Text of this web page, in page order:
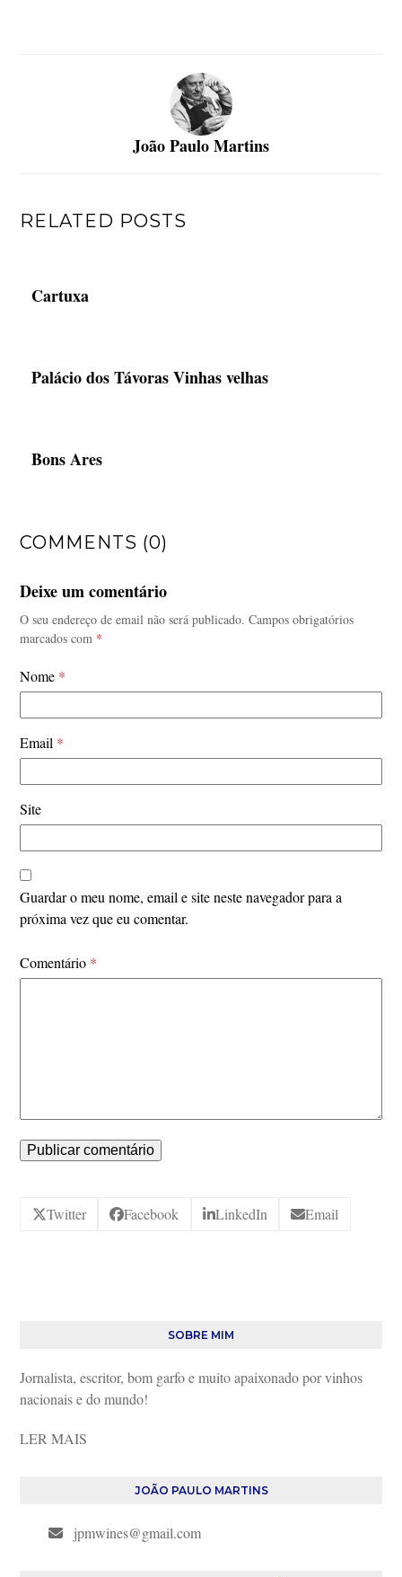
João Paulo Martins
RELATED POSTS
Cartuxa
Palácio dos Távoras Vinhas velhas
Bons Ares
COMMENTS (0)
Deixe um comentário
O seu endereço de email não será publicado. Campos obrigatórios
marcados com *
Nome *
Email *
Site
Guardar o meu nome, email e site neste navegador para a
próxima vez que eu comentar.
Comentário *
Twitter Facebook LinkedIn Email
SOBRE MIM
Jornalista, escritor, bom garfo e muito apaixonado por vinhos
nacionais e do mundo!
LER MAIS
JOÃO PAULO MARTINS
jpmwines@gmail.com